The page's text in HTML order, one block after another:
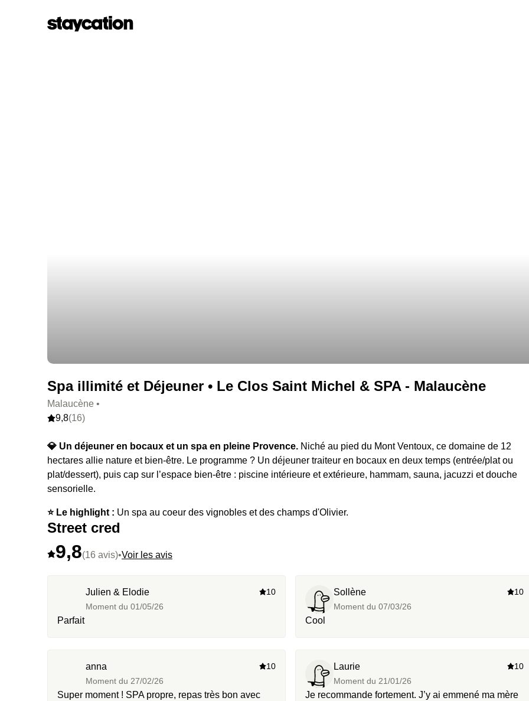
Spa illimité et Déjeuner • Le Clos Saint Michel & SPA - Malaucène
Malaucène •
9,8(16)
💎 Un déjeuner en bocaux et un spa en pleine Provence. Niché au pied du Mont Ventoux, ce domaine de 12
hectares allie nature et bien-être. Le programme ? Un déjeuner traiteur en bocaux en deux temps (entrée/plat ou
plat/dessert), puis cap sur l’espace bien-être : piscine intérieure et extérieure, hammam, sauna, jacuzzi et douche
sensorielle.
⭐️ Le highlight : Un spa au coeur des vignobles et des champs d'Olivier.
Street cred
9,8(16 avis)•Voir les avis
Julien & Elodie
Moment du 01/05/26
10
Parfait
Sollène
Moment du 07/03/26
10
Cool
anna
Moment du 27/02/26
10
Super moment ! SPA propre, repas très bon avec
Laurie
Moment du 21/01/26
10
Je recommande fortement. J’y ai emmené ma mère